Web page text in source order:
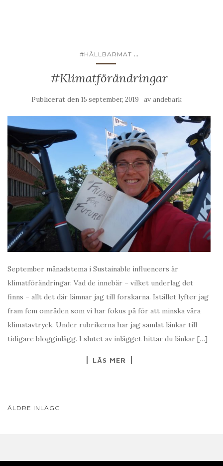
#HÅLLBARMAT ...
#Klimatförändringar
Publicerat den 15 september, 2019 av andebark
September månadstema i Sustainable influencers är
klimatförändringar. Vad de innebär – vilket underlag det
finns – allt det där lämnar jag till forskarna. Istället lyfter jag
fram fem områden som vi har fokus på för att minska våra
klimatavtryck. Under rubrikerna har jag samlat länkar till
tidigare blogginlägg. I slutet av inlägget hittar du länkar […]
LÄS MER
INLÄGGSNAVIGERING
ÄLDRE INLÄGG